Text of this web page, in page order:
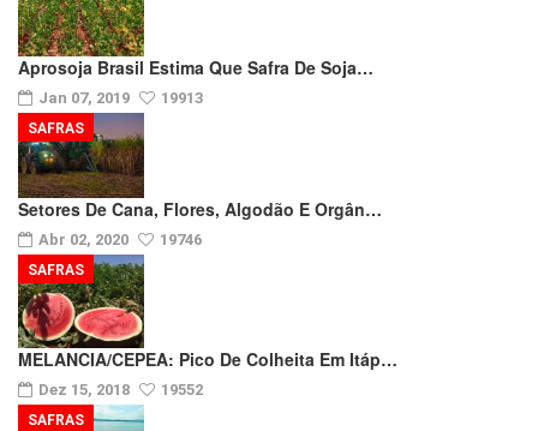
Aprosoja Brasil Estima Que Safra De Soja…
Jan 07, 2019 19913
Setores De Cana, Flores, Algodão E Orgân…
Abr 02, 2020 19746
SAFRAS
MELANCIA/CEPEA: Pico De Colheita Em Itáp…
Dez 15, 2018 19552
SAFRAS
SAFRAS